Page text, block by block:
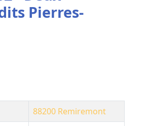
Pierres-
88200 Remiremont